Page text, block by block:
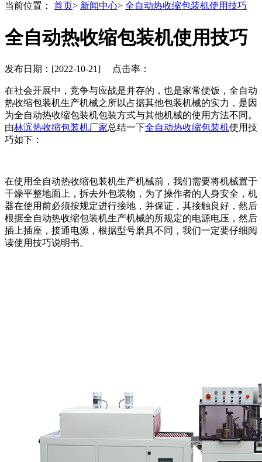
当前位置： 首页> 新闻中心> 全自动热收缩包装机使用技巧
全自动热收缩包装机使用技巧
发布日期：[2022-10-21] 点击率：
在社会开展中，竞争与应战是并存的，也是家常便饭，全自动
热收缩包装机生产机械之所以占据其他包装机械的实力，是因
为全自动热收缩包装机包装方式与其他机械的使用方法不同。
由林滨热收缩包装机厂家总结一下全自动热收缩包装机使用技
巧如下：
在使用全自动热收缩包装机生产机械前，我们需要将机械置于
干燥平整地面上，拆去外包装物，为了操作者的人身安全，机
器在使用前必须按规定进行接地，并保证，其接触良好，然后
根据全自动热收缩包装机生产机械的所规定的电源电压，然后
插上插座，接通电源，根据型号磨具不同，我们一定要仔细阅
读使用技巧说明书。